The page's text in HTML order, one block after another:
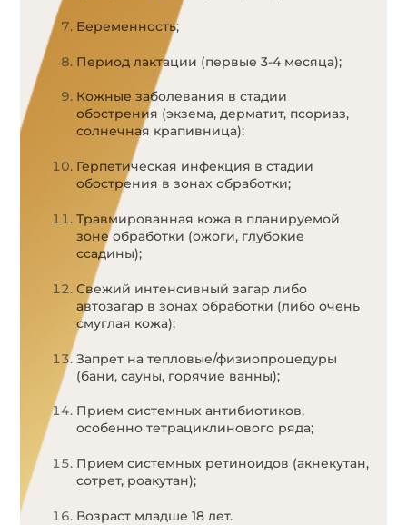
Беременность;
Период лактации (первые 3-4 месяца);
Кожные заболевания в стадии
обострения (экзема, дерматит, псориаз,
солнечная крапивница);
Герпетическая инфекция в стадии
обострения в зонах обработки;
Травмированная кожа в планируемой
зоне обработки (ожоги, глубокие
ссадины);
Свежий интенсивный загар либо
автозагар в зонах обработки (либо очень
смуглая кожа);
Запрет на тепловые/физиопроцедуры
(бани, сауны, горячие ванны);
Прием системных антибиотиков,
особенно тетрациклинового ряда;
Прием системных ретиноидов (акнекутан,
сотрет, роакутан);
Возраст младше 18 лет.